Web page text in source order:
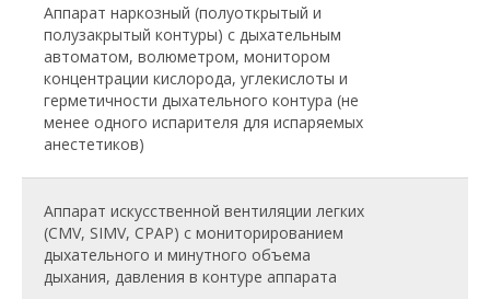
Аппарат наркозный (полуоткрытый и
полузакрытый контуры) с дыхательным
автоматом, волюметром, монитором
концентрации кислорода, углекислоты и
герметичности дыхательного контура (не
менее одного испарителя для испаряемых
анестетиков)
Аппарат искусственной вентиляции легких
(CMV, SIMV, СРАР) с мониторированием
дыхательного и минутного объема
дыхания, давления в контуре аппарата